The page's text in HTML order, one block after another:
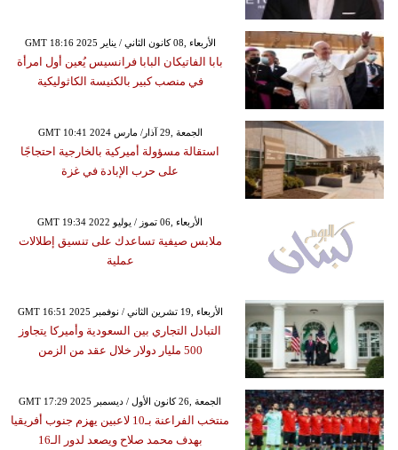
GMT 18:16 2025 الأربعاء ,08 كانون الثاني / يناير
بابا الفاتيكان البابا فرانسيس يُعين أول امرأة
في منصب كبير بالكنيسة الكاثوليكية
GMT 10:41 2024 الجمعة ,29 آذار/ مارس
استقالة مسؤولة أميركية بالخارجية احتجاجًا
على حرب الإبادة في غزة
GMT 19:34 2022 الأربعاء ,06 تموز / يوليو
ملابس صيفية تساعدك على تنسيق إطلالات
عملية
GMT 16:51 2025 الأربعاء ,19 تشرين الثاني / نوفمبر
التبادل التجاري بين السعودية وأميركا يتجاوز
500 مليار دولار خلال عقد من الزمن
GMT 17:29 2025 الجمعة ,26 كانون الأول / ديسمبر
منتخب الفراعنة بـ10 لاعبين يهزم جنوب أفريقيا
بهدف محمد صلاح ويصعد لدور الـ16